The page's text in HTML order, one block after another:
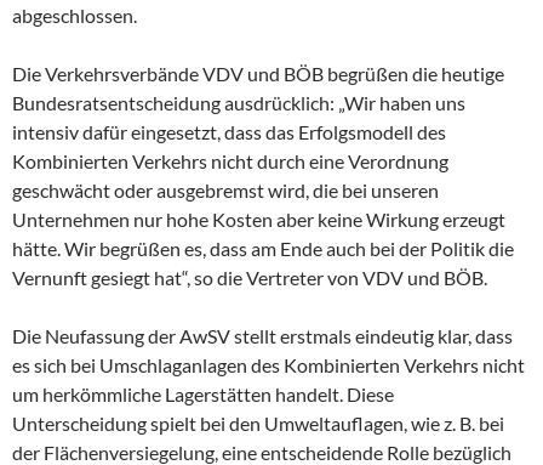
abgeschlossen.
Die Verkehrsverbände VDV und BÖB begrüßen die heutige
Bundesratsentscheidung ausdrücklich: „Wir haben uns
intensiv dafür eingesetzt, dass das Erfolgsmodell des
Kombinierten Verkehrs nicht durch eine Verordnung
geschwächt oder ausgebremst wird, die bei unseren
Unternehmen nur hohe Kosten aber keine Wirkung erzeugt
hätte. Wir begrüßen es, dass am Ende auch bei der Politik die
Vernunft gesiegt hat“, so die Vertreter von VDV und BÖB.
Die Neufassung der AwSV stellt erstmals eindeutig klar, dass
es sich bei Umschlaganlagen des Kombinierten Verkehrs nicht
um herkömmliche Lagerstätten handelt. Diese
Unterscheidung spielt bei den Umweltauflagen, wie z. B. bei
der Flächenversiegelung, eine entscheidende Rolle bezüglich